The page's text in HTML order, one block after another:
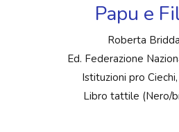
Papu e
Roberta Bridda
Ed. Federazione
Istituzioni pro
Libro tattile (Nero/